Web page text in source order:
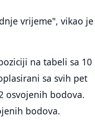
vrijeme", vikao je
na tabeli sa 10
sa svih pet
osvojenih bodova.
bodova.